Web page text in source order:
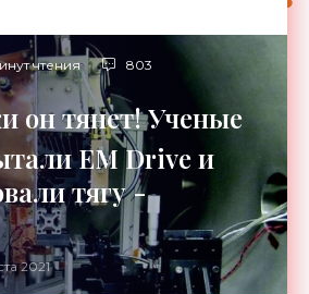
чтения 803
он тянет! Ученые
EM Drive и
тягу -
2021